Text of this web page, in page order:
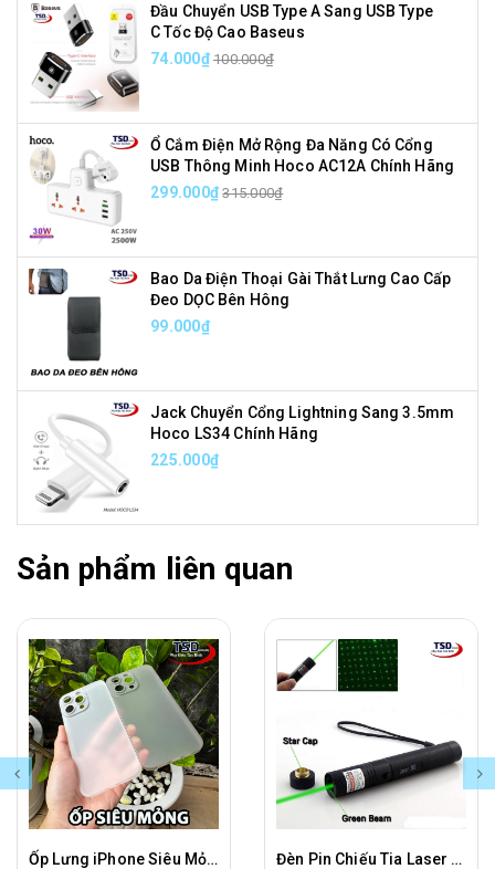
Đầu Chuyển USB Type A Sang USB Type
C Tốc Độ Cao Baseus
74.000₫ 100.000₫
Ổ Cắm Điện Mở Rộng Đa Năng Có Cổng
USB Thông Minh Hoco AC12A Chính Hãng
299.000₫ 315.000₫
Bao Da Điện Thoại Gài Thắt Lưng Cao Cấp
Đeo DỌC Bên Hông
99.000₫
Jack Chuyển Cổng Lightning Sang 3.5mm
Hoco LS34 Chính Hãng
225.000₫
Sản phẩm liên quan
Ốp Lưng iPhone Siêu Mỏng Trong Nhám UniBody
Đèn Pin Chiếu Tia Laser 303 Cao Cấp